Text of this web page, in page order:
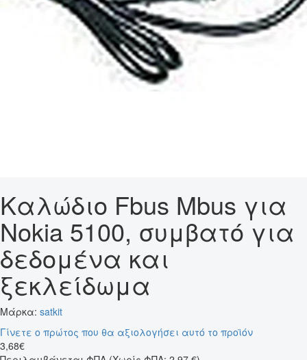
Καλώδιο Fbus Mbus για
Nokia 5100, συμβατό για
δεδομένα και
ξεκλείδωμα
Μάρκα: satkit
Γίνετε ο πρώτος που θα αξιολογήσει αυτό το προϊόν
3,68€